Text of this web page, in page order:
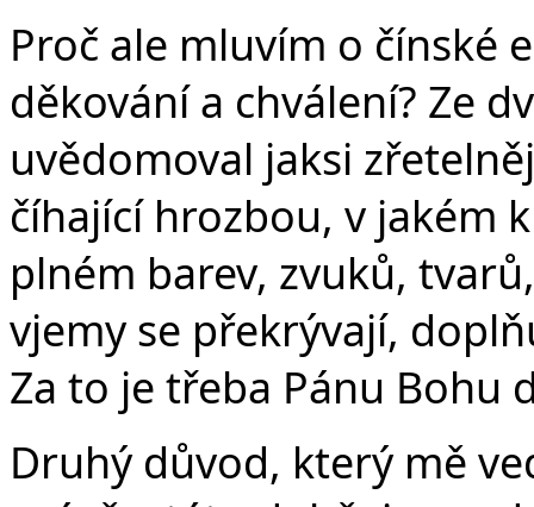
Proč ale mluvím o čínské
děkování a chválení? Ze
uvědomoval jaksi
číhající hrozbou, v jakém
plném barev, zvuků,
vjemy se překrývají,
Za to je třeba Pánu Bohu
Druhý důvod, který mě